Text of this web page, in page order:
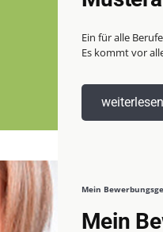
Ein für alle
Es kommt vor
weiterlesen
Mein
Mein